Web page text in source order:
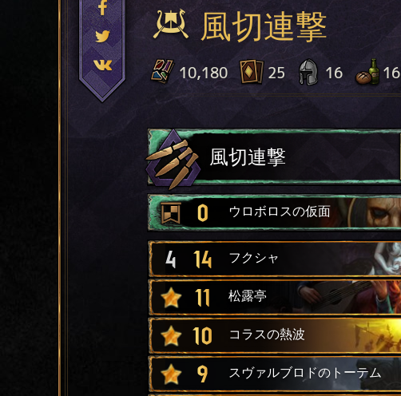
風切連撃
10,180 25 16
風切連撃
0 ウロボロスの仮面
4 14 フクシャ
11 松露亭
10 コラスの熱波
9 スヴァルブロドのトーテム